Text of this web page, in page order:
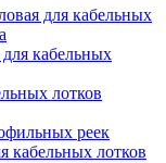
для кабельных
кабельных
лотков
реек
кабельных лотков